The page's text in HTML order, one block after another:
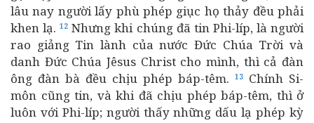
lâu nay người lấy phù phép giục họ thảy đều phải
khen lạ.12 Nhưng khi chúng đã tin Phi-líp, là người
rao giảng Tin lành của nước Đức Chúa Trời và
danh Đức Chúa Jêsus Christ cho mình, thì cả đàn
ông đàn bà đều chịu phép báp-têm.
13
Chính Si-
môn cũng tin, và khi đã chịu phép báp-têm, thì ở
luôn với Phi-líp; người thấy những dấu lạ phép kỳ